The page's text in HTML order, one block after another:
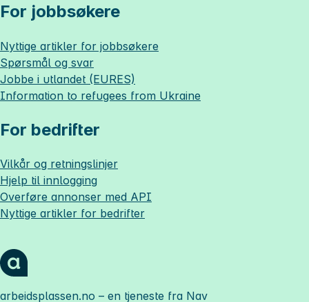
For jobbsøkere
Nyttige artikler for jobbsøkere
Spørsmål og svar
Jobbe i utlandet (EURES)
Information to refugees from Ukraine
For bedrifter
Vilkår og retningslinjer
Hjelp til innlogging
Overføre annonser med API
Nyttige artikler for bedrifter
arbeidsplassen.no – en tjeneste fra Nav